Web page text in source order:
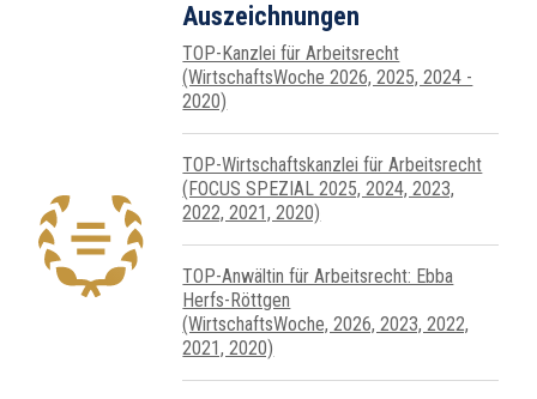
Auszeichnungen
TOP-Kanzlei für Arbeitsrecht
(WirtschaftsWoche 2026, 2025, 2024 -
2020)
TOP-Wirtschafts­kanzlei für Arbeits­recht
(FOCUS SPEZIAL 2025, 2024, 2023,
2022, 2021, 2020)
TOP-Anwältin für Arbeitsrecht: Ebba
Herfs-Röttgen
(WirtschaftsWoche, 2026, 2023, 2022,
2021, 2020)